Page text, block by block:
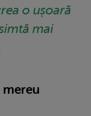
o ușoară
mai
mereu